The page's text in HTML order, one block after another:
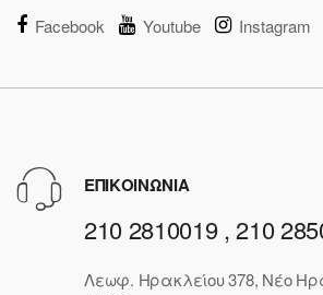
Facebook Youtube Instagram
ΕΠΙΚΟΙΝΩΝΙΑ
210 2810019 , 210
Λεωφ. Ηρακλείου 378, Νέο